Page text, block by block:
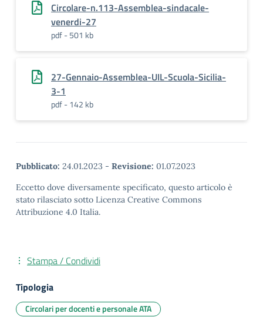
Circolare-n.113-Assemblea-sindacale-
venerdi-27
pdf - 501 kb
27-Gennaio-Assemblea-UIL-Scuola-Sicilia-
3-1
pdf - 142 kb
Pubblicato: 24.01.2023 - Revisione: 01.07.2023
Eccetto dove diversamente specificato, questo articolo è
stato rilasciato sotto Licenza Creative Commons
Attribuzione 4.0 Italia.
Stampa / Condividi
Tipologia
Circolari per docenti e personale ATA